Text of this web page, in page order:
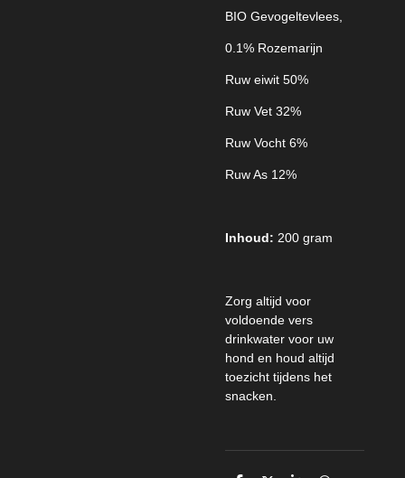
BIO Gevogeltevlees,
0.1% Rozemarijn
Ruw eiwit 50%
Ruw Vet 32%
Ruw Vocht 6%
Ruw As 12%
Inhoud: 200 gram
Zorg altijd voor
voldoende vers
drinkwater voor uw
hond en houd altijd
toezicht tijdens het
snacken.